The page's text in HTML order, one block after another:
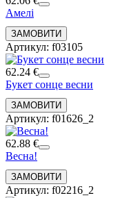
Амелі
Артикул: f03105
62.24 €
Букет сонце весни
Артикул: f01626_2
62.88 €
Весна!
Артикул: f02216_2